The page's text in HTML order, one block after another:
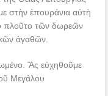
στὴν ἐπουράνια αὐτὴ
πλοῦτο τῶν δωρεῶν
ἀγαθῶν.
Ἄς εὐχηθοῦμε
Μεγάλου